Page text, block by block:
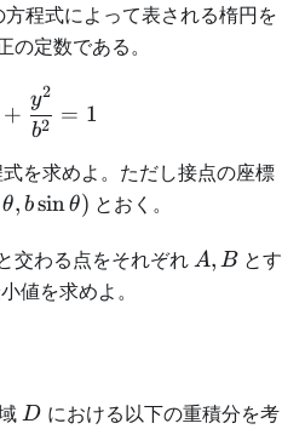
程式によって表される楕円を
の定数である。
\frac{x^2}{a^2} +
+
b2
y2
= 1
を求めよ。ただし接点の座標
θ, bsinθ) とおく。
交わる点をそれぞれ A,B
A, Bとす
値を求めよ。
D
D における以下の重積分を考